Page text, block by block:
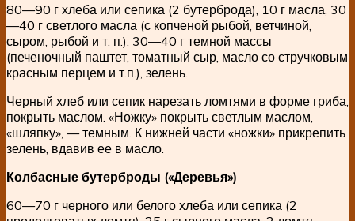
80—90 г хлеба или сепика (2 бутерброда), 10 г масла, 30
—40 г светлого масла (с копченой рыбой, ветчиной,
сыром, рыбой и т. п.), 30—40 г темной массы
(печеночный паштет, томатный сыр, масло со стручковым
красным перцем и т.п.), зелень.
Черный хлеб или сепик нарезать ломтями в форме гриба,
покрыть маслом. «Ножку» покрыть светлым маслом,
«шляпку», — темным. К нижней части «ножки» прикрепить
зелень, вдавив ее в масло.
Колбасные бутерброды («Деревья»)
60—70 г черного или белого хлеба или сепика (2